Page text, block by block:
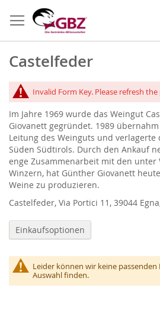
Inhalt
springen
Castelfeder
Invalid Form Key. Please refresh the
Im Jahre 1969 wurde das Weingut
Giovanett gegründet. 1989
Leitung des Weinguts und verlagerte
Süden Südtirols. Durch den Ankauf
enge Zusammenarbeit mit den unter
Winzern, hat Günther Giovanett
Weine zu produzieren.
Castelfeder, Via Portici 11, 39044
Leider können wir keine
Auswahl finden.
Einkaufsoptionen